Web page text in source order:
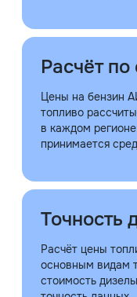
Расчёт
Цены на бензин
топливо
в каждом
принимается
Точность
Расчёт цены
основным видам
стоимость